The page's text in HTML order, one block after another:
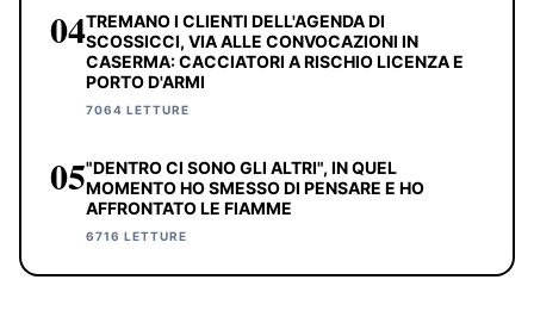
04TREMANO I CLIENTI DELL'AGENDA DI
SCOSSICCI, VIA ALLE CONVOCAZIONI IN
CASERMA: CACCIATORI A RISCHIO LICENZA E
PORTO D'ARMI
7064 LETTURE
05"DENTRO CI SONO GLI ALTRI", IN QUEL
MOMENTO HO SMESSO DI PENSARE E HO
AFFRONTATO LE FIAMME
6716 LETTURE